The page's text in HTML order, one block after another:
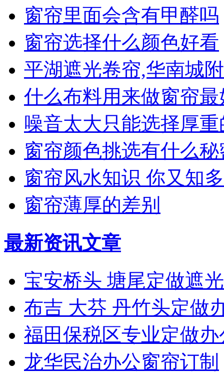
窗帘里面会含有甲醛吗
窗帘选择什么颜色好看
平湖遮光卷帘,华南城
什么布料用来做窗帘最
噪音太大只能选择厚
窗帘颜色挑选有什么秘
窗帘风水知识 你又知
窗帘薄厚的差别
最新资讯文章
宝安桥头 塘尾定做遮
布吉 大芬 丹竹头定做
福田保税区专业定做
龙华民治办公窗帘订制